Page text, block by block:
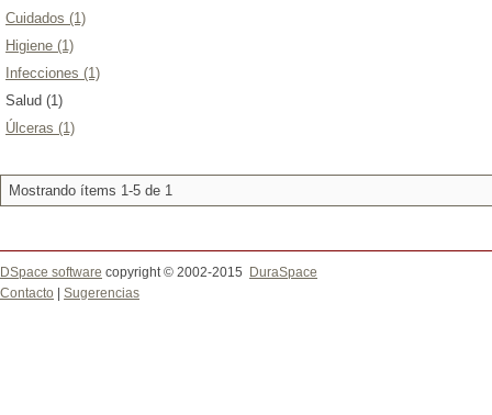
Cuidados (1)
Higiene (1)
Infecciones (1)
Salud (1)
Úlceras (1)
Mostrando ítems 1-5 de 1
DSpace software copyright © 2002-2015
DuraSpace
Contacto
Sugerencias